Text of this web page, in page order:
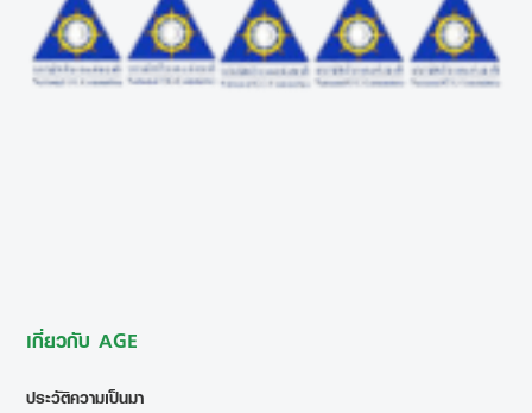
เกี่ยวกับ AGE
ประวัติความเป็นมา